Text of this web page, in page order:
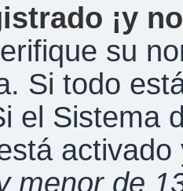
¡y
su
Si todo
el Sistema
menor de